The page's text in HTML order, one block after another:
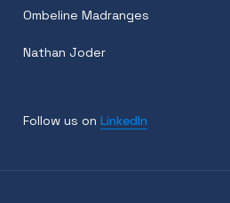
Ombeline Madranges
Nathan Joder
Follow us on LinkedIn